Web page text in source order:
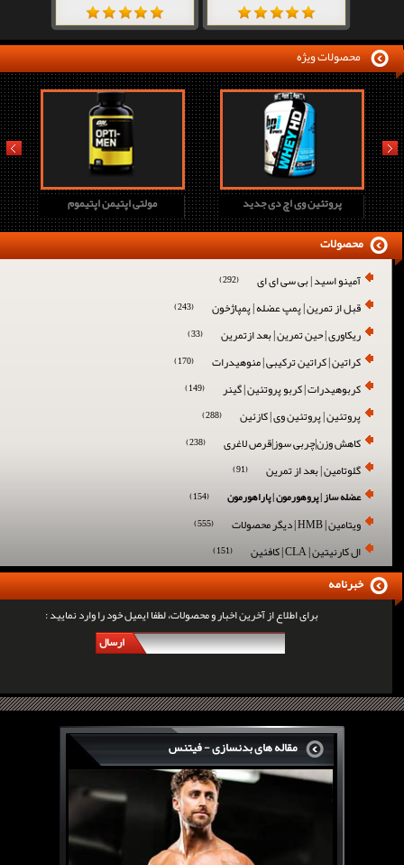
محصولات ویژه
مولتی اپتیمن اپتیموم پروتئین وی اچ دی جدید
prev next
آمینو اسید | بی سی ای ای (292)
قبل از تمرین | پمپ عضله | پمپاژخون (243)
ریکاوری | حین تمرین | بعد ازتمرین (33)
کراتین | کراتین ترکیبی | منوهیدرات (170)
کربوهیدرات | کربو پروتئین | گینر (149)
پروتئین | پروتئین وی | کازئین (288)
کاهش وزن|چربی سوز|قرص لاغری (238)
گلوتامین | بعد از تمرین (91)
عضله ساز | پروهورمون | پاراهورمون (154)
ویتامین | HMB | دیگر محصولات (555)
ال کارنیتین | CLA | کافئین (151)
محصولات
برای اطلاع از آخرین اخبار و محصولات، لطفا ایمیل خود را وارد نمایید :
ارسال
خبرنامه
مقاله های بدنسازی - فیتنس
سرگی کنستانس چگونه بر روی بازو های فوق العاده...
روش های افزایش پیک بازو